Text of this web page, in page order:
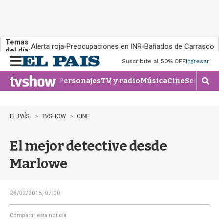
Temas
del día:Alerta roja Preocupaciones en INR Bañados de Carrasco
n
u
Suscribite al 50% OFFIngresar
PersonajesTV y radioMúsicaCineSeries
M
o
e
EL PAÍS TVSHOW CINE
El mejor detective desde
Marlowe
28/02/2015, 07:00
Compartir esta noticia